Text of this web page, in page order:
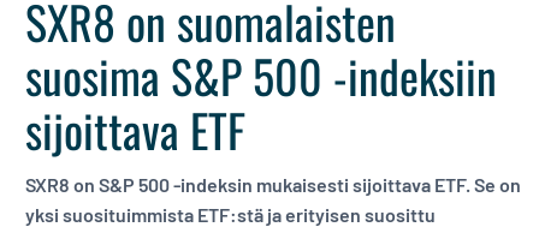
SXR8 on suomalaisten
suosima S&P 500 -indeksiin
sijoittava ETF
SXR8 on S&P 500 -indeksin mukaisesti sijoittava ETF. Se on
yksi suosituimmista ETF:stä ja erityisen suosittu